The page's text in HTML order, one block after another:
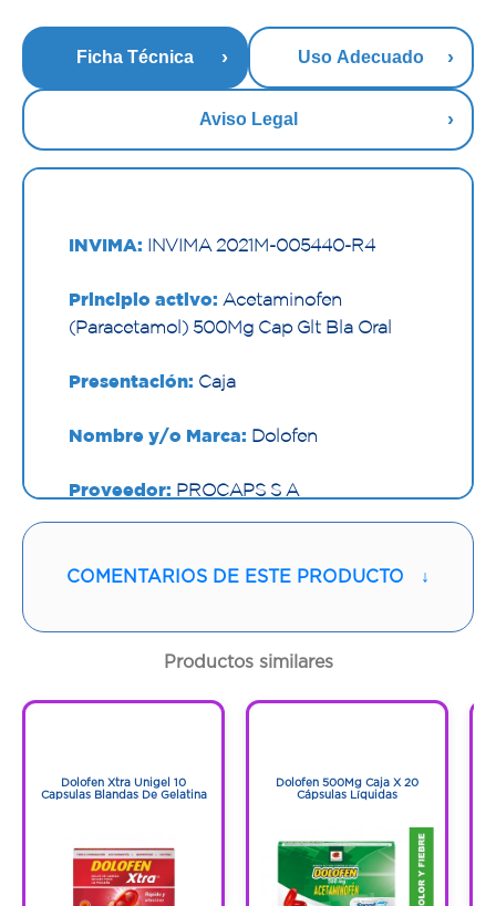
Ficha Técnica Uso Adecuado
Aviso Legal
INVIMA: INVIMA 2021M-005440-R4
Principio activo: Acetaminofen
(Paracetamol) 500Mg Cap Glt Bla Oral
Presentación: Caja
Nombre y/o Marca: Dolofen
Proveedor: PROCAPS S A
60 Cápsulas
Código:364001
COMENTARIOS DE ESTE PRODUCTO ↓
Productos similares
Dolofen Xtra Unigel 10
Capsulas Blandas De Gelatina
Dolofen 500Mg Caja X 20
Cápsulas Líquidas